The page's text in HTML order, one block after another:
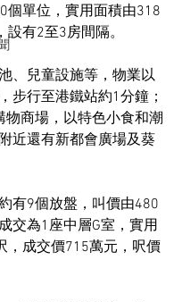
個單位，實用面積由318
有2至3房間隔。
、兒童設施等，物業以
步行至港鐵站約1分鐘；
物商場，以特色小食和潮
近還有新都會廣場及葵
有9個放盤，叫價由480
交為1座中層G室，實用
，成交價715萬元，呎價